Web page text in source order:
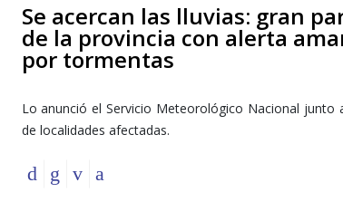
Se acercan las lluvias: gran
de la provincia con alerta
por tormentas
Lo anunció el Servicio Meteorológico Nacional junto
de localidades afectadas.